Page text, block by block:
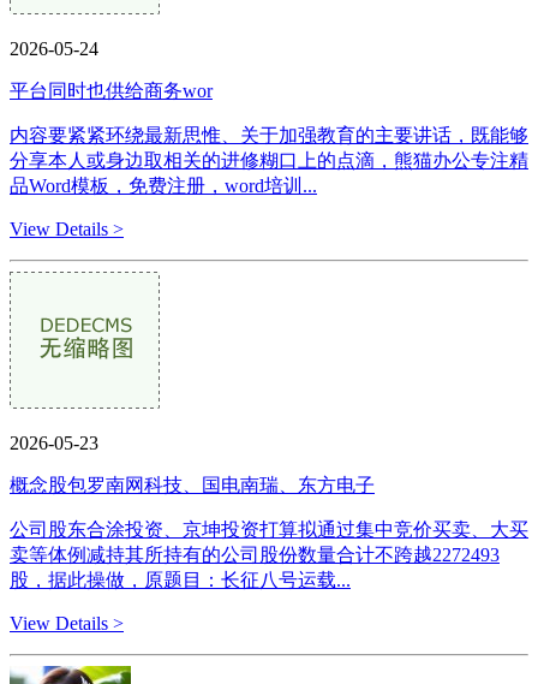
2026-05-24
平台同时也供给商务wor
内容要紧紧环绕最新思惟、关于加强教育的主要讲话，既能够
分享本人或身边取相关的进修糊口上的点滴，熊猫办公专注精
品Word模板，免费注册，word培训...
View Details >
2026-05-23
概念股包罗南网科技、国电南瑞、东方电子
公司股东合涂投资、京坤投资打算拟通过集中竞价买卖、大买
卖等体例减持其所持有的公司股份数量合计不跨越2272493
股，据此操做，原题目：长征八号运载...
View Details >